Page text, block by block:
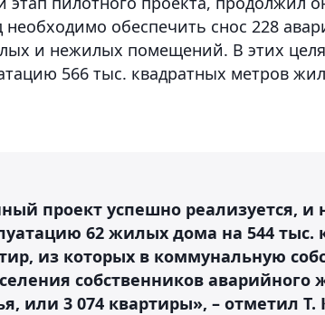
необходимо обеспечить снос 228
и нежилых помещений. В этих
566 тыс. квадратных метров
проект успешно реализуется,
62 жилых дома на 544
из которых в коммунальную
собственников
или 3 074 квартиры», – отметил